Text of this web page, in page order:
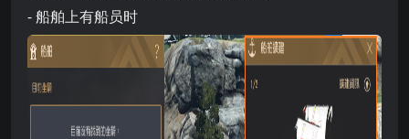
- 船舶上有船员时